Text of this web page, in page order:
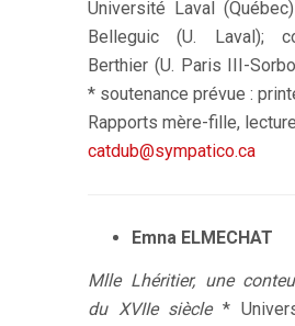
Université Laval
Belleguic (U. Laval);
Berthier (U. Paris III-
* soutenance prévue :
Rapports mère-fille,
catdub@sympatico.ca
Emna ELMECHAT
Mlle Lhéritier, une
du XVIIe siècle *